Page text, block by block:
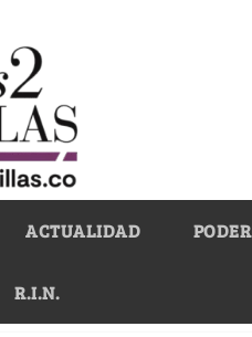
ACTUALIDAD PODER
R.I.N.